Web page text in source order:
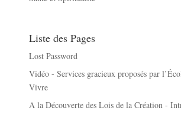
Liste des Pages
Lost Password
Vidéo - Services gracieux proposés par
Vivre
A la Découverte des Lois de la Création -